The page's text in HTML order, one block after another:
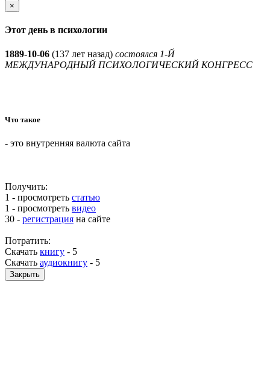
×
Этот день в психологии
1889-10-06 (137 лет назад) состоялся 1-Й
МЕЖДУНАРОДНЫЙ ПСИХОЛОГИЧЕСКИЙ КОНГРЕСС
Что такое
- это внутренняя валюта сайта
Получить:
1 - просмотреть статью
1 - просмотреть видео
30 - регистрация на сайте
Потратить:
Скачать книгу - 5
Скачать аудиокнигу - 5
Закрыть